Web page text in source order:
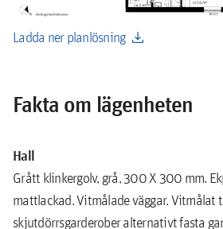
Ladda ner planlösning download
Fakta om lägenheten
Hall
Grått klinkergolv, grå, 300 X 300 mm.
mattlackad. Vitmålade väggar. Vitmålat
skjutdörrsgarderober alternativt fasta